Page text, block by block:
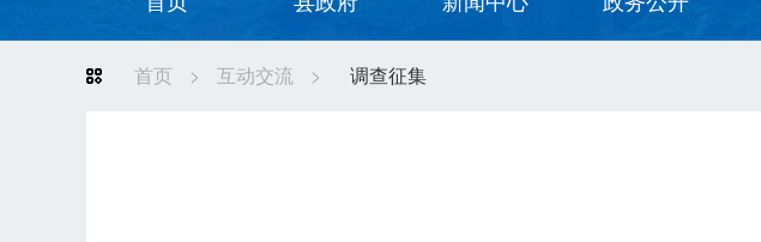
首页 > 互动交流 > 调查征集